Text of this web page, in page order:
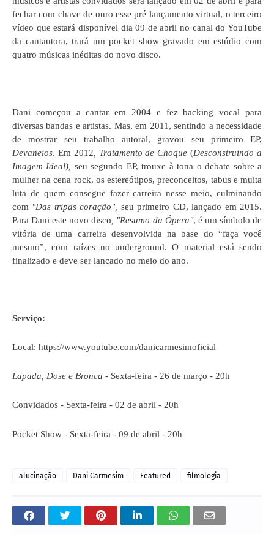
fechar com chave de ouro esse pré lançamento virtual, o terceiro
vídeo que estará disponível dia 09 de abril no canal do YouTube
da cantautora, trará um pocket show gravado em estúdio com
quatro músicas inéditas do novo disco.
Dani começou a cantar em 2004 e fez backing vocal para
diversas bandas e artistas. Mas, em 2011, sentindo a necessidade
de mostrar seu trabalho autoral, gravou seu primeiro EP,
Devaneios. Em 2012, Tratamento de Choque (Desconstruindo a
Imagem Ideal), seu segundo EP, trouxe à tona o debate sobre a
mulher na cena rock, os estereótipos, preconceitos, tabus e muita
luta de quem consegue fazer carreira nesse meio, culminando
com "Das tripas coração", seu primeiro CD, lançado em 2015.
Para Dani este novo disco, "Resumo da Ópera", é um símbolo de
vitória de uma carreira desenvolvida na base do “faça você
mesmo”, com raízes no underground. O material está sendo
finalizado e deve ser lançado no meio do ano.
Serviço:
Local: https://www.youtube.com/danicarmesimoficial
Lapada, Dose e Bronca - Sexta-feira - 26 de março - 20h
Convidados - Sexta-feira - 02 de abril - 20h
Pocket Show - Sexta-feira - 09 de abril - 20h
alucinação Dani Carmesim Featured filmologia